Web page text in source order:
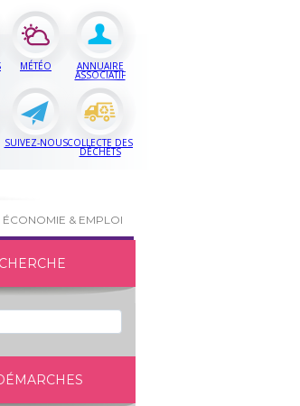
MÉTÉO ANNUAIRE
ASSOCIATIF
SUIVEZ-NOUSCOLLECTE DES
DÉCHETS
ÉCONOMIE & EMPLOI